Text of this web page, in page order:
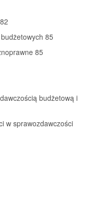
85
85
budżetową i
w sprawozdawczości